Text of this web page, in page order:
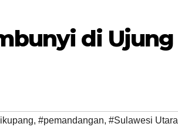
di Ujung
, #pemandangan, #Sulawesi Utara